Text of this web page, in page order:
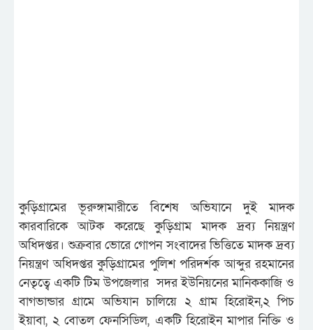
কুড়িগ্রামের ভূরুঙ্গামারীতে বিশেষ অভিযানে দুই মাদক
কারবারিকে আটক করেছে কুড়িগ্রাম মাদক দ্রব্য নিয়ন্ত্রণ
অধিদপ্তর। শুক্রবার ভোরে গোপন সংবাদের ভিত্তিতে মাদক দ্রব্য
নিয়ন্ত্রণ অধিদপ্তর কুড়িগ্রামের পুলিশ পরিদর্শক আব্দুর রহমানের
নেতৃত্বে একটি টিম উপজেলার সদর ইউনিয়নের মানিককাজি ও
বাগভান্ডার গ্রামে অভিযান চালিয়ে ২ গ্রাম হিরোইন,২ পিচ
ইয়াবা, ২ বোতল ফেনসিডিল, একটি হিরোইন মাপার নিক্তি ও